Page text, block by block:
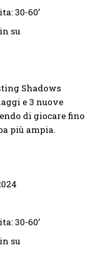
30-60’
su
Shadows
e 3 nuove
di giocare fino
più ampia.
30-60’
su